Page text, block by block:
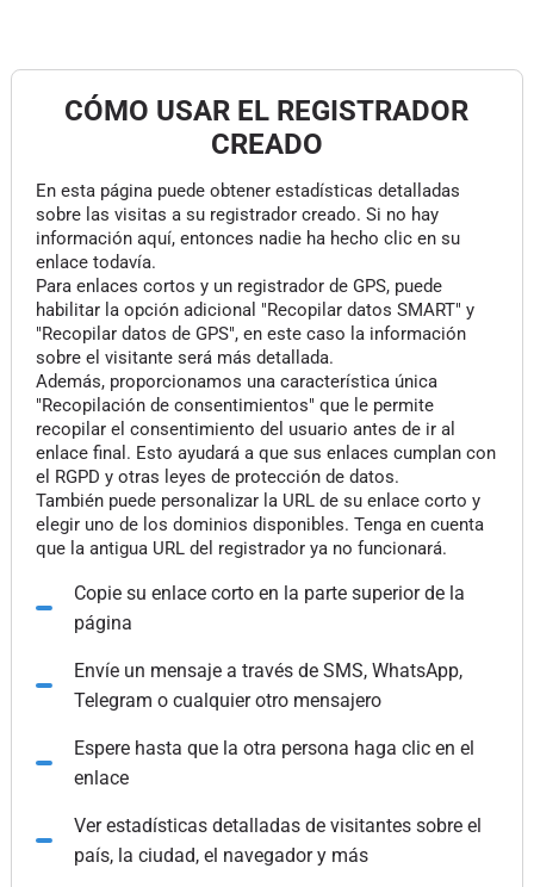
CÓMO USAR EL REGISTRADOR
CREADO
En esta página puede obtener estadísticas detalladas
sobre las visitas a su registrador creado. Si no hay
información aquí, entonces nadie ha hecho clic en su
enlace todavía.
Para enlaces cortos y un registrador de GPS, puede
habilitar la opción adicional "Recopilar datos SMART" y
"Recopilar datos de GPS", en este caso la información
sobre el visitante será más detallada.
Además, proporcionamos una característica única
"Recopilación de consentimientos" que le permite
recopilar el consentimiento del usuario antes de ir al
enlace final. Esto ayudará a que sus enlaces cumplan con
el RGPD y otras leyes de protección de datos.
También puede personalizar la URL de su enlace corto y
elegir uno de los dominios disponibles. Tenga en cuenta
que la antigua URL del registrador ya no funcionará.
Copie su enlace corto en la parte superior de la
página
Envíe un mensaje a través de SMS, WhatsApp,
Telegram o cualquier otro mensajero
Espere hasta que la otra persona haga clic en el
enlace
Ver estadísticas detalladas de visitantes sobre el
país, la ciudad, el navegador y más